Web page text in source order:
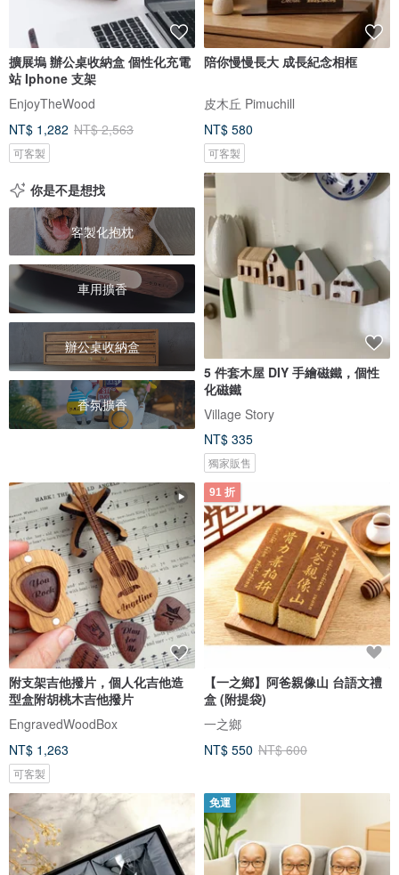
擴展塢 辦公桌收納盒 個性化充電
站 Iphone 支架
EnjoyTheWood
NT$ 1,282 NT$ 2,563
可客製
陪你慢慢長大 成長紀念相框
皮木丘 Pimuchill
NT$ 580
可客製
你是不是想找
客製化抱枕
車用擴香
辦公桌收納盒
香氛擴香
5 件套木屋 DIY 手繪磁鐵，個性
化磁鐵
Village Story
NT$ 335
獨家販售
附支架吉他撥片，個人化吉他造
型盒附胡桃木吉他撥片
EngravedWoodBox
NT$ 1,263
可客製
91 折
【一之鄉】阿爸親像山 台語文禮
盒 (附提袋)
一之鄉
NT$ 550 NT$ 600
免運